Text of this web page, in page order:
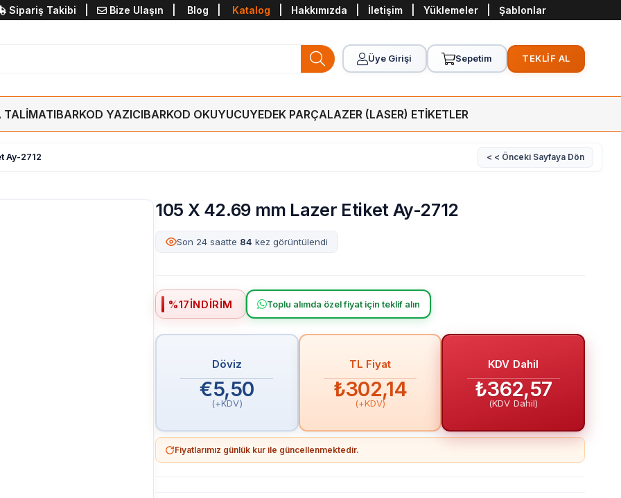
Sipariş Takibi Bize Ulaşın Blog Katalog Hakkımızda İletişim Yüklemeler Şablonlar
Üye Girişi Sepetim TEKLİF AL
TALİMATIBARKOD YAZICIBARKOD OKUYUCUYEDEK PARÇALAZER (LASER) ETİKETLER
Ay-2712 < < Önceki Sayfaya Dön
105 X 42.69 mm Lazer Etiket Ay-2712
Bugün 24kez sipariş edildi
%17İNDIRIM Toplu alımda özel fiyat için teklif alın
Döviz
€5,50
(+KDV)
TL Fiyat
₺302,14
(+KDV)
KDV Dahil
₺362,57
(KDV Dahil)
Fiyatlarımız günlük kur ile güncellenmektedir.